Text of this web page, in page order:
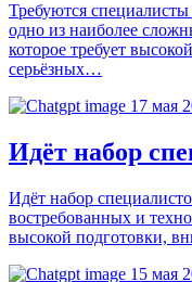
Требуются
одно из наиболее
которое требует
серьёзных…
Идёт набор
Идёт набор
востребованных и
высокой подготовки,